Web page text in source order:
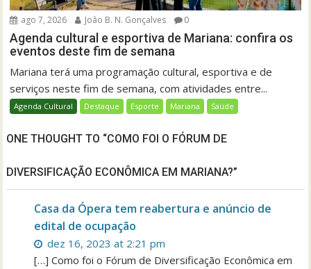
ago 7, 2026 João B. N. Gonçalves 0
Agenda cultural e esportiva de Mariana: confira os
eventos deste fim de semana
Mariana terá uma programação cultural, esportiva e de
serviços neste fim de semana, com atividades entre...
Agenda Cultural Destaque Esporte Mariana Saúde
ONE THOUGHT TO “COMO FOI O FÓRUM DE
DIVERSIFICAÇÃO ECONÔMICA EM MARIANA?”
Casa da Ópera tem reabertura e anúncio de
edital de ocupação
dez 16, 2023 at 2:21 pm
[…] Como foi o Fórum de Diversificação Econômica em